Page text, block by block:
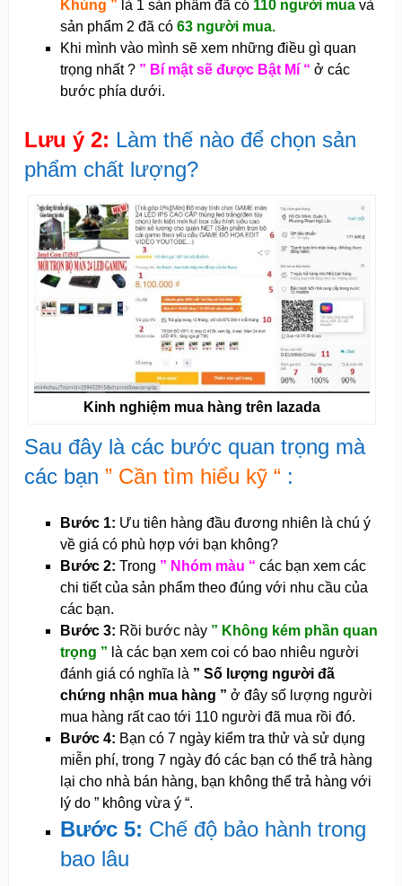
Khủng ” là 1 sản phẩm đã có 110 người muavà
sản phẩm 2 đã có 63 người mua.
Khi mình vào mình sẽ xem những điều gì quan
trọng nhất ? ” Bí mật sẽ được Bật Mí “ ở các
bước phía dưới.
Lưu ý 2: Làm thế nào để chọn sản
phẩm chất lượng?
Kinh nghiệm mua hàng trên lazada
Sau đây là các bước quan trọng mà
các bạn ” Cần tìm hiểu kỹ “ :
Bước 1: Ưu tiên hàng đầu đương nhiên là chú ý
về giá có phù hợp với bạn không?
Bước 2: Trong ” Nhóm màu “ các bạn xem các
chi tiết của sản phẩm theo đúng với nhu cầu của
các bạn.
Bước 3: Rồi bước này ” Không kém phần quan
trọng ” là các bạn xem coi có bao nhiêu người
đánh giá có nghĩa là ” Số lượng người đã
chứng nhận mua hàng ” ở đây số lượng người
mua hàng rất cao tới 110 người đã mua rồi đó.
Bước 4: Bạn có 7 ngày kiểm tra thử và sử dụng
miễn phí, trong 7 ngày đó các bạn có thể trả hàng
lại cho nhà bán hàng, bạn không thể trả hàng với
lý do ” không vừa ý “.
Bước 5: Chế độ bảo hành trong
bao lâu